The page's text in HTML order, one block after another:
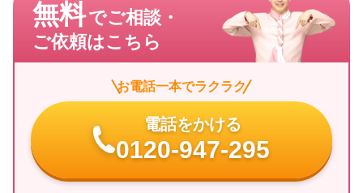
無料でご相談・
ご依頼はこちら
お電話一本でラクラク
電話をかける
0120-947-295